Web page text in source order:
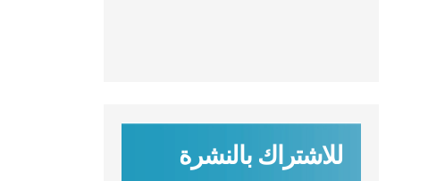
للاشتراك بالنشرة